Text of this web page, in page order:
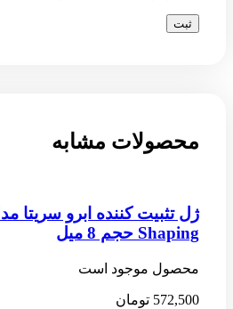
محصولات مشابه
Shaping حجم 8 میل
محصول موجود است
572,500 تومان